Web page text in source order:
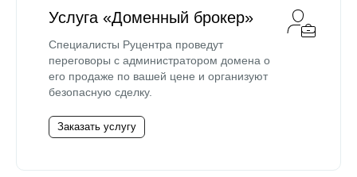
Услуга «Доменный брокер»
Специалисты Руцентра проведут
переговоры с администратором домена о
его продаже по вашей цене и организуют
безопасную сделку.
Заказать услугу